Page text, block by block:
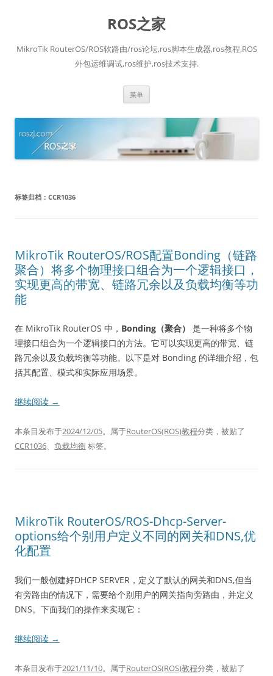
ROS之家
MikroTik RouterOS/ROS软路由/ros论坛,ros脚本生成器,ros教程,ROS
外包运维调试,ros维护,ros技术支持.
菜单
标签归档： CCR1036
MikroTik RouterOS/ROS配置Bonding（链路
聚合）将多个物理接口组合为一个逻辑接口，
实现更高的带宽、链路冗余以及负载均衡等功
能
在 MikroTik RouterOS 中， Bonding（聚合）
是一种将多个物
理接口组合为一个逻辑接口的方法。它可以实现更高的带宽、链
路冗余以及负载均衡等功能。以下是对 Bonding 的详细介绍，包
括其配置、模式和实际应用场景。
继续阅读 →
本条目发布于2024/12/05。属于RouterOS(ROS)教程分类，被贴了
CCR1036
负载均衡标签。
MikroTik RouterOS/ROS-Dhcp-Server-
options给个别用户定义不同的网关和DNS,优
化配置
我们一般创建好DHCP SERVER，定义了默认的网关和DNS,但当
有旁路由的情况下，需要给个别用户的网关指向旁路由，并定义
DNS。下面我们的操作来实现它：
继续阅读 →
本条目发布于2021/11/10。属于RouterOS(ROS)教程分类，被贴了